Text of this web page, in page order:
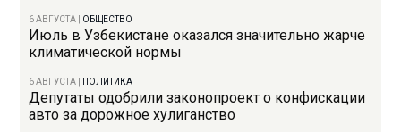
6 АВГУСТА ОБЩЕСТВО
Июль в Узбекистане оказался значительно жарче
климатической нормы
6 АВГУСТА ПОЛИТИКА
Депутаты одобрили законопроект о конфискации
авто за дорожное хулиганство